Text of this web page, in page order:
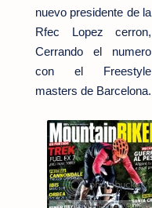
nuevo presidente de la
Rfec Lopez cerron,
Cerrando el numero
con el Freestyle
masters de Barcelona.